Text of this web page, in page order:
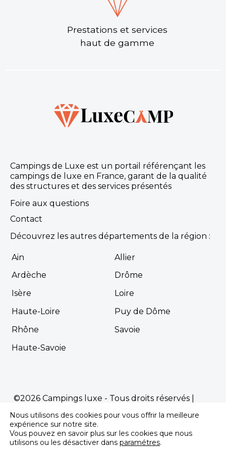
Prestations et services
haut de gamme
Campings de Luxe est un portail référençant les
campings de luxe en France, garant de la qualité
des structures et des services présentés
Foire aux questions
Contact
Découvrez les autres départements de la région :
Ain
Allier
Ardèche
Drôme
Isère
Loire
Haute-Loire
Puy de Dôme
Rhône
Savoie
Haute-Savoie
©2026 Campings luxe - Tous droits réservés |
Propulsé parPremière.Page
pour les campings
Nous utilisons des cookies pour vous offrir la meilleure
expérience sur notre site.
Vous pouvez en savoir plus sur les cookies que nous
utilisons ou les désactiver dans paramétres.